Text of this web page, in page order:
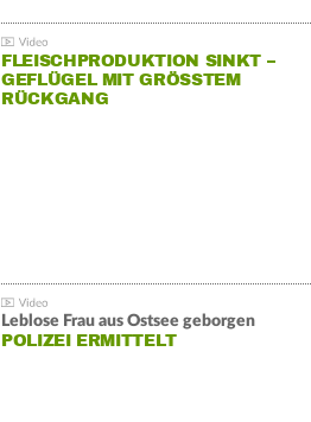
FLEISCHPRODUKTION SINKT –
GEFLÜGEL MIT GRÖSSTEM R
ÜCKGANG
Leblose Frau aus Ostsee geborgen
POLIZEI ERMITTELT